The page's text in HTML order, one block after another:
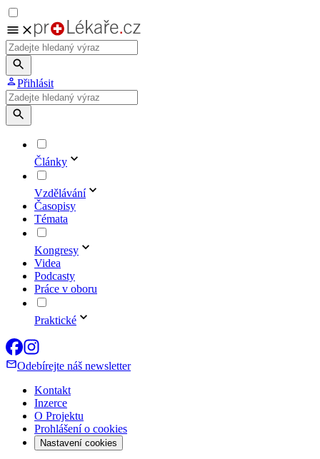
Přihlásit
Články
Vzdělávání
Časopisy
Témata
Kongresy
Videa
Podcasty
Práce v oboru
Praktické
Odebírejte náš newsletter
Kontakt
Inzerce
O Projektu
Prohlášení o cookies
Nastavení cookies